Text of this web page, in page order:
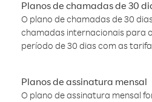
Planos de chamadas de 30
O plano de chamadas de 30
chamadas internacionais para
período de 30 dias com as
Planos de assinatura mensal
O plano de assinatura mensal